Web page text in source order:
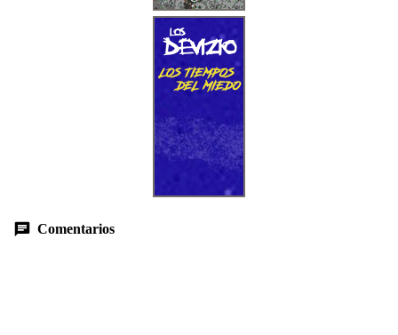
Comentarios